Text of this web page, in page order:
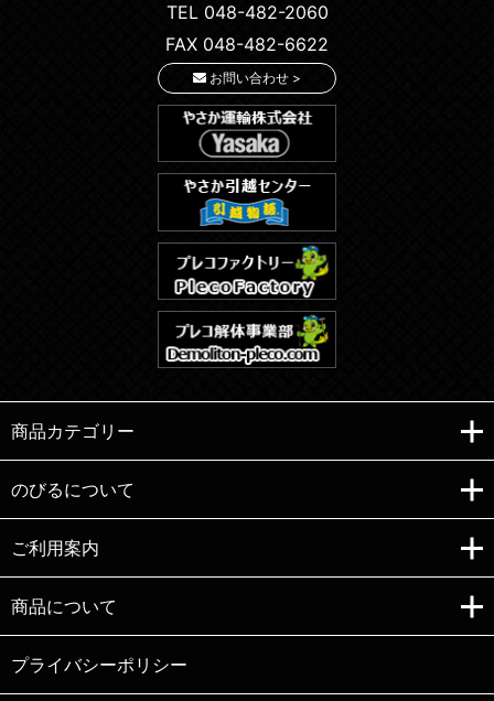
TEL 048-482-2060
FAX 048-482-6622
お問い合わせ >
商品カテゴリー
のびるについて
ご利用案内
商品について
プライバシーポリシー
Copyright (C)e-nobiru All right reserved.